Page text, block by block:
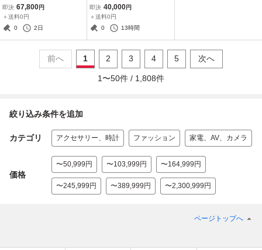
ステーション ネックレス
K18YG×真珠 首周り約39.
5cm パール 7粒 4.4~4.7
即決 67,800円
＋送料0円
0
2日
ク
即決 40,000円
＋送料0円
0
13時間
前へ 1 2 3 4 5 次へ
1 〜50件 / 1,808件
絞り込み条件を追加
カテゴリ アクセサリー、時計 ファッション 家電、AV、カメラ
価格
〜50,999円 〜103,999円 〜164,999円
〜245,999円 〜389,999円 〜2,300,999円
ページトップへ